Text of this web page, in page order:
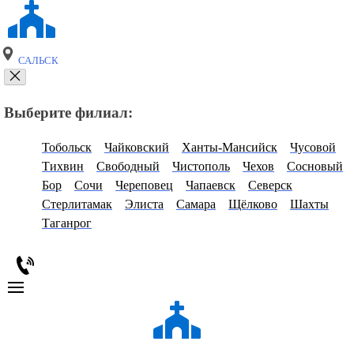
САЛЬСК
Выберите филиал:
Тобольск Чайковский Ханты-Мансийск
Чусовой
Тихвин
Свободный Чистополь Чехов
Сосновый
Бор
Сочи Череповец Чапаевск
Северск
Стерлитамак
Элиста Самара Щёлково
Шахты
Таганрог